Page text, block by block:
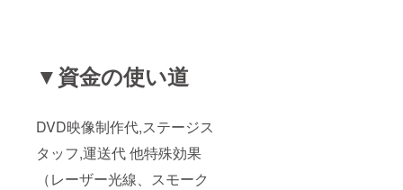
▼資金の使い道
DVD映像制作代,ステージス
タッフ,運送代 他特殊効果
（レーザー光線、スモーク